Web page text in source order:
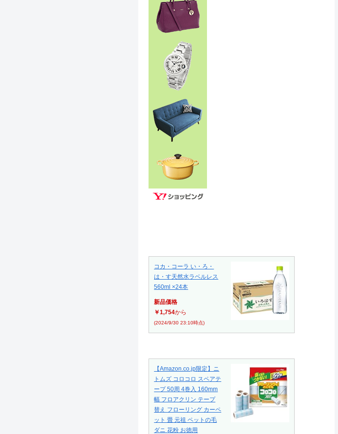
コカ・コーラ い・ろ・
は・す天然水ラベルレス
560ml ×24本
新品価格
￥1,754から
(2024/9/30 23:10時点)
【Amazon.co.jp限定】ニ
トムズ コロコロ スペアテ
ープ 50周 4巻入 160mm
幅 フロアクリン テープ
替え フローリング カーペ
ット 畳 元祖 ペットの毛
ダニ 花粉 お徳用